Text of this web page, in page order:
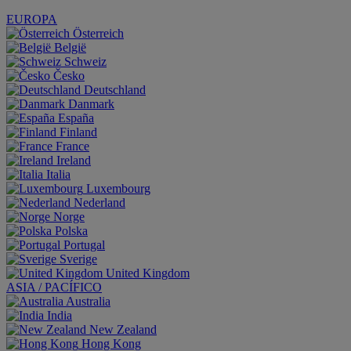
EUROPA
Österreich
België
Schweiz
Česko
Deutschland
Danmark
España
Finland
France
Ireland
Italia
Luxembourg
Nederland
Norge
Polska
Portugal
Sverige
United Kingdom
ASIA / PACÍFICO
Australia
India
New Zealand
Hong Kong